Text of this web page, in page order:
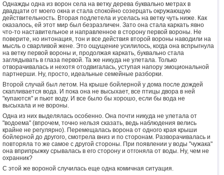
Однажды одна из ворон села на ветку дерева буквально метрах в
двадцати от моего окна и стала спокойно созерцать окружающую
действительность. Вторая подлетела и уселась на ветку чуть ниже. Как
оказалось, ей этот мир был безразличен. Зато она стала каркать явно
что-то наставительное и направленное в сторону первой вороны. Не
поверите, но интонация, тон и все действия второй вороны наводили на
мысль о сварливой жене. Это ощущение усилилось, когда она вспрыгнула
на ветку первой вороны и, продолжая каркать, буквально стала
заглядывать в глаза первой. Та же никуда не улетала. Только
отворачивалась и нехотя отодвигалась, уступая напору эмоциональной
партнерши. Ну, просто, идеальные семейные разборки.
Второй случай был летом. На крыше бойлерной у дома после дождей
скапливается вода. И пока она не высыхает, все птицы двора в ней
"купаются" и пьют воду. И все было бы хорошо, если бы вода не
высыхала и не вороны.
Одна из них выделялась особенно. Она почти никуда не улетала от
"водоема" (впрочем, точно нельзя сказать, ведь наблюдения велись
крайне не регулярно). Перемещалась ворона от одного края крыши
бойлерной до другого, смотрела вниз и по сторонам. Разворачивалась и
повторяла то же самое с другой стороны. При появлении у воды "чужака"
она вприпрыжку срывалась в его сторону и отгоняла от воды. Ну, чем не
охранник?
С этой же вороной случилась еще одна комичная ситуация.